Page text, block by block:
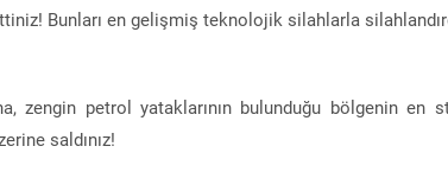
Bunları en gelişmiş teknolojik silahlarla
zengin petrol yataklarının bulunduğu bölgenin en
saldınız!